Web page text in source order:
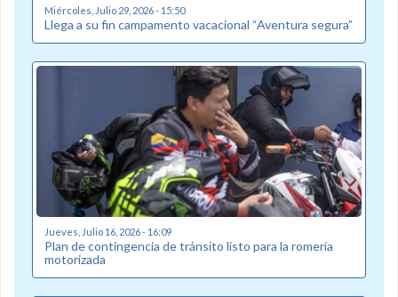
Miércoles, Julio 29, 2026 - 15:50
Llega a su fin campamento vacacional “Aventura segura”
Jueves, Julio 16, 2026 - 16:09
Plan de contingencia de tránsito listo para la romería
motorizada